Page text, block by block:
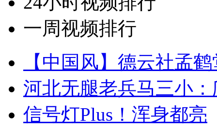
一周视频排行
【中国风】德云社孟
河北无腿老兵马三小
信号灯Plus！浑身都亮